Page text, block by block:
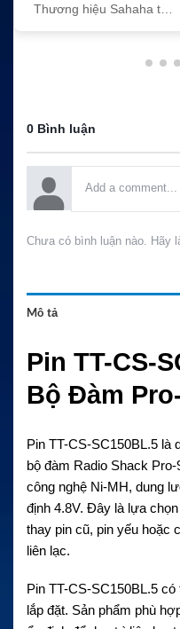
Thương hiệu Sahaha tại
0 Bình luận
Chưa có bình luận nào. Hãy
Mô tả
Pin TT-CS-
Bộ Đàm
Pin TT-CS-SC150BL.5 là
bộ đàm Radio Shack
công nghệ Ni-MH, dung
định 4.8V. Đây là lựa
thay pin cũ, pin yếu hoặc
liên lạc.
Pin TT-CS-SC150BL.5
lắp đặt. Sản phẩm phù